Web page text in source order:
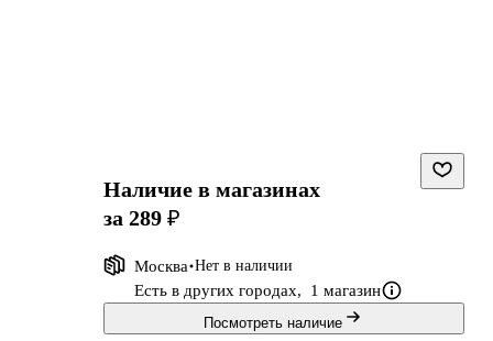
Наличие в магазинах
за 289 ₽
Москва Нет в наличии
Есть в других городах, 1 магазин
Посмотреть наличие